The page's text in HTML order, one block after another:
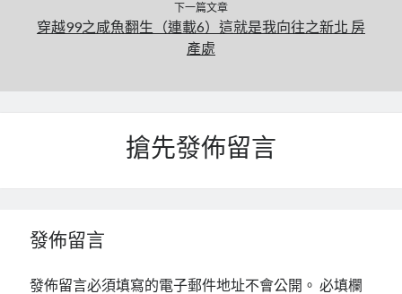
下一篇文章
穿越99之咸魚翻生（連載6）這就是我向往之新北 房
產處
搶先發佈留言
發佈留言
發佈留言必須填寫的電子郵件地址不會公開。 必填欄